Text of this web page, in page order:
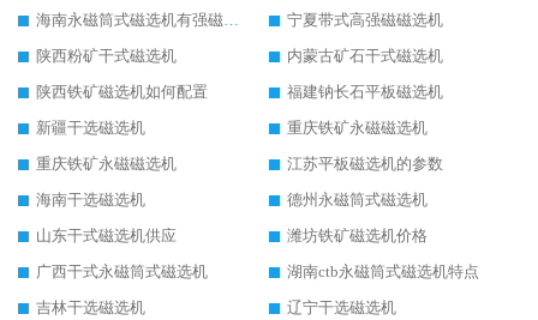
海南永磁筒式磁选机有强磁的吗
宁夏带式高强磁磁选机
陕西粉矿干式磁选机
内蒙古矿石干式磁选机
陕西铁矿磁选机如何配置
福建钠长石平板磁选机
新疆干选磁选机
重庆铁矿永磁磁选机
重庆铁矿永磁磁选机
江苏平板磁选机的参数
海南干选磁选机
德州永磁筒式磁选机
山东干式磁选机供应
潍坊铁矿磁选机价格
广西干式永磁筒式磁选机
湖南ctb永磁筒式磁选机特点
吉林干选磁选机
辽宁干选磁选机